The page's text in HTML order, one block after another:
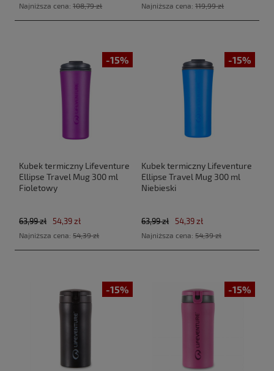
Najniższa cena:108,79 zł Najniższa cena:119,99 zł
-15%
Kubek termiczny Lifeventure
Ellipse Travel Mug 300 ml
Fioletowy
54,39 zł
63,99 zł
Najniższa cena:54,39 zł
-15%
Kubek termiczny Lifeventure
Ellipse Travel Mug 300 ml
Niebieski
54,39 zł
63,99 zł
Najniższa cena:54,39 zł
-15% -15%